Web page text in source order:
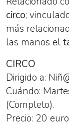
circo;
más
las manos el
CIRCO
Dirigido a:
Cuándo:
(Completo).
Precio: 20